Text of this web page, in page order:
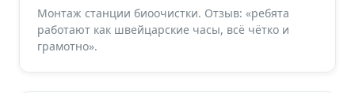
Монтаж станции биоочистки. Отзыв: «ребята
работают как швейцарские часы, всё чётко и
грамотно».